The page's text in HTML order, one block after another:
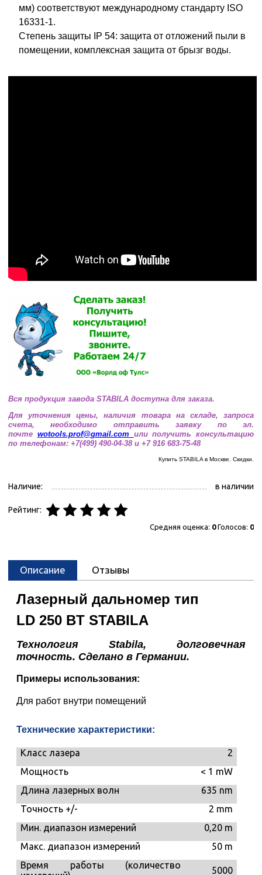
мм) соответствуют международному стандарту ISO
16331-1.
Степень защиты IP 54: защита от отложений пыли в
помещении, комплексная защита от брызг воды.
Вся продукция завода STABILA доступна для заказа.
Для уточнения цены, наличия товара на складе, запроса
счета, необходимо отправить заявку по эл.
почте wotools.prof@gmail.com или получить консультацию
по телефонам: +7(499) 490-04-38 и +7 916 683-75-48
Купить STABILA в Москве. Скидки.
Наличие: в наличии
Рейтинг:
Средняя оценка: 0Голосов: 0
Описание Отзывы
Лазерный дальномер тип
LD 250 BT STABILA
Технология Stabila, долговечная
точность. Сделано в Германии.
Примеры использования:
Для работ внутри помещений
Технические характеристики:
Класс лазера
2
Мощность
< 1 mW
Длина лазерных волн
635 nm
Точность +/-
2 mm
Мин. диапазон измерений
0,20 m
Макс. диапазон измерений
50 m
Время работы (количество
5000